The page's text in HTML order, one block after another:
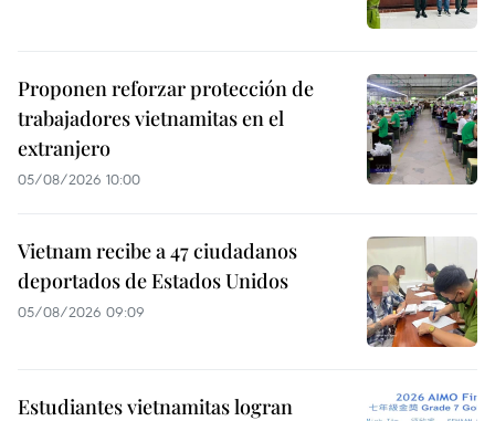
Proponen reforzar protección de
trabajadores vietnamitas en el
extranjero
05/08/2026 10:00
Vietnam recibe a 47 ciudadanos
deportados de Estados Unidos
05/08/2026 09:09
Estudiantes vietnamitas logran